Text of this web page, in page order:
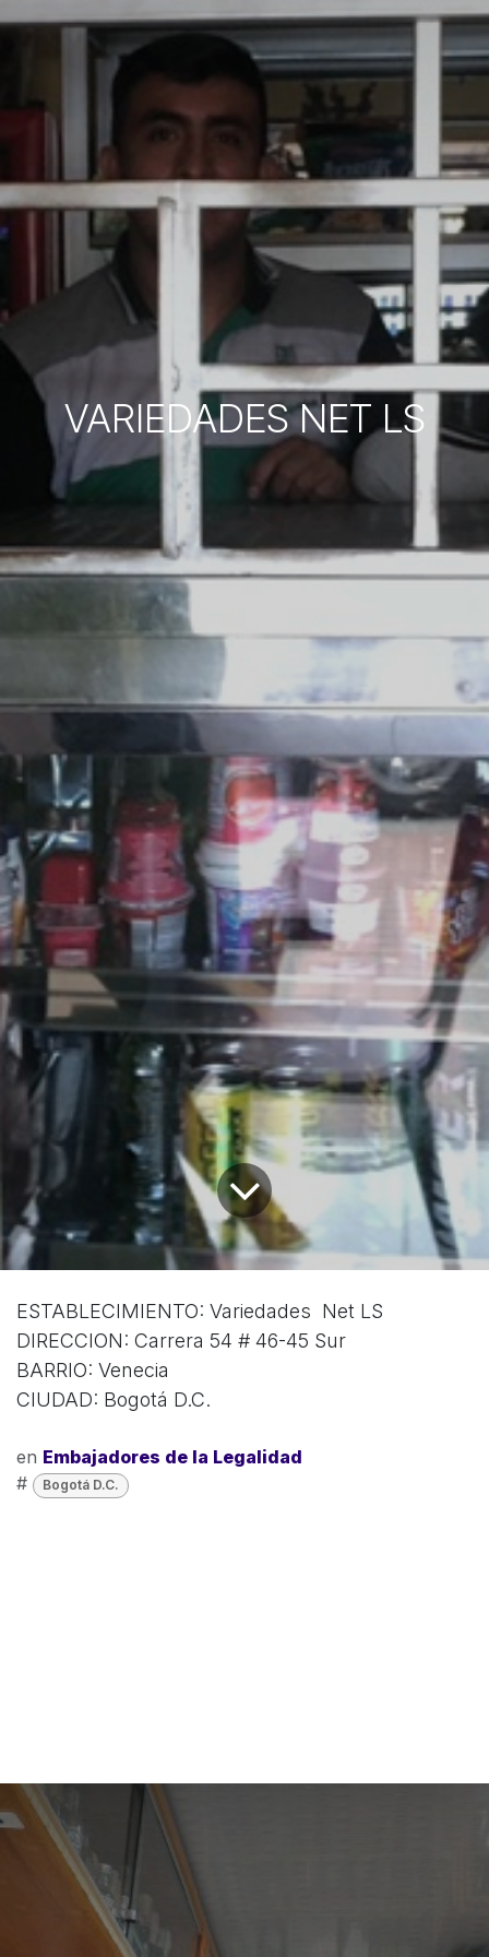
VARIEDADES NET LS
ESTABLECIMIENTO: Variedades Net LS
DIRECCION: Carrera 54 # 46-45 Sur
BARRIO: Venecia
CIUDAD: Bogotá D.C.
en Embajadores de la Legalidad
#
Bogotá D.C.